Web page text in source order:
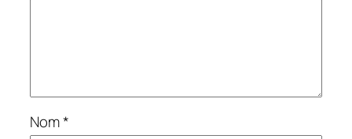
Nom*